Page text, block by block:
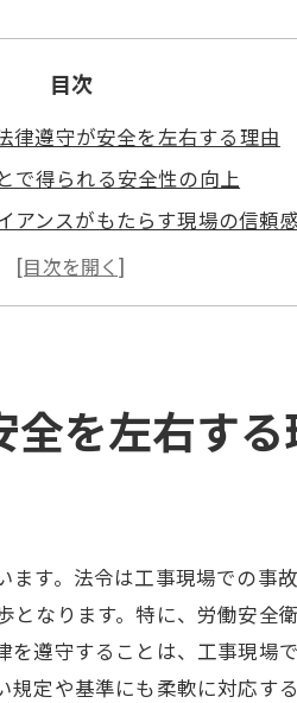
目次
律遵守が安全を左右する理由
で得られる安全性の向上
アンスがもたらす現場の信頼
全策が事故を未然に防ぐ
工事のプロジェクト成功に貢
骨工事での事故防止策とは
すための訓練と教育
における法令の役割
る事故防止の新手法
を左右する
す。法令は工事現場での事
なります。特に、労働安全
遵守することは、工事現場
定や基準にも柔軟に対応す